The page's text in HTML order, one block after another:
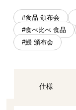
#食品 頒布会
#食べ比べ 食品
#鰻 頒布会
仕様